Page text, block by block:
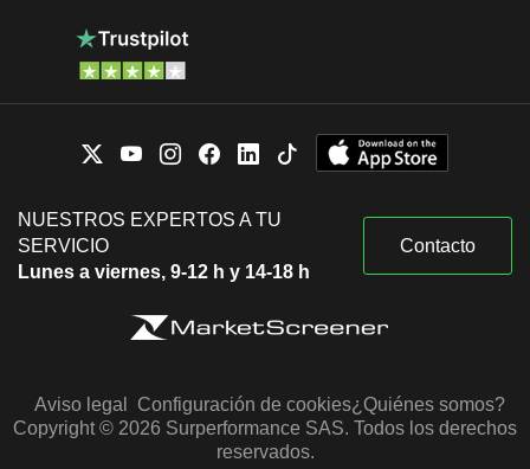
NUESTROS EXPERTOS A TU
SERVICIO
Lunes a viernes, 9-12 h y 14-18 h
Contacto
Aviso legal Configuración de cookies¿Quiénes somos?
Copyright © 2026 Surperformance SAS. Todos los derechos
reservados.